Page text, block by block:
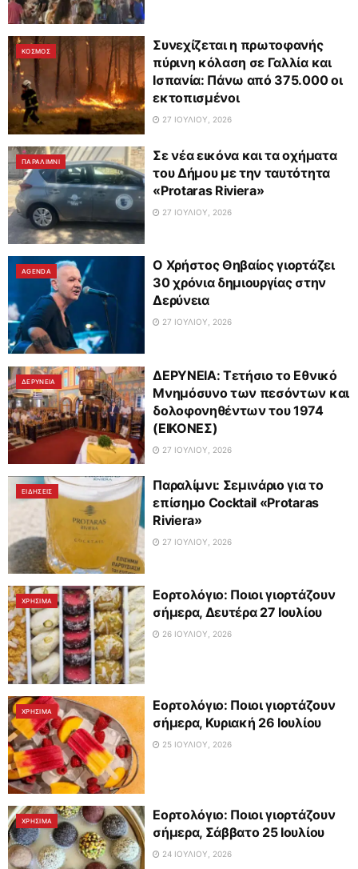
ΚΟΣΜΟΣ
Συνεχίζεται η πρωτοφανής
πύρινη κόλαση σε Γαλλία και
Ισπανία: Πάνω από 375.000 οι
εκτοπισμένοι
27 ΙΟΥΛΊΟΥ, 2026
ΠΑΡΑΛΊΜΝΙ
Σε νέα εικόνα και τα οχήματα
του Δήμου με την ταυτότητα
«Protaras Riviera»
27 ΙΟΥΛΊΟΥ, 2026
AGENDA
Ο Χρήστος Θηβαίος γιορτάζει
30 χρόνια δημιουργίας στην
Δερύνεια
27 ΙΟΥΛΊΟΥ, 2026
ΔΕΡΥΝΕΙΑ
ΔΕΡΥΝΕΙΑ: Τετήσιο το Εθνικό
Μνημόσυνο των πεσόντων και
δολοφονηθέντων του 1974
(ΕΙΚΟΝΕΣ)
27 ΙΟΥΛΊΟΥ, 2026
ΕΙΔΗΣΕΙΣ
Παραλίμνι: Σεμινάριο για το
επίσημο Cocktail «Protaras
Riviera»
27 ΙΟΥΛΊΟΥ, 2026
ΧΡΗΣΙΜΑ
Εορτολόγιο: Ποιοι γιορτάζουν
σήμερα, Δευτέρα 27 Ιουλίου
26 ΙΟΥΛΊΟΥ, 2026
ΧΡΗΣΙΜΑ
Εορτολόγιο: Ποιοι γιορτάζουν
σήμερα, Κυριακή 26 Ιουλίου
25 ΙΟΥΛΊΟΥ, 2026
ΧΡΗΣΙΜΑ
Εορτολόγιο: Ποιοι γιορτάζουν
σήμερα, Σάββατο 25 Ιουλίου
24 ΙΟΥΛΊΟΥ, 2026